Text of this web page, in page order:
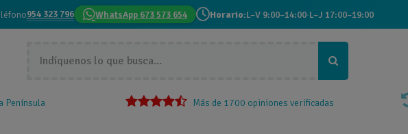
954 323 796 WhatsApp 673 573 654 Horario:L–V 9:00–14:00·L–J 17:00–19:00
Península Más de 1700 opiniones verificadas